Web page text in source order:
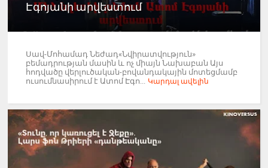
Էգոյանի արվեստում
Սավ-Մոհամադ Նեժադ«Նվիրատվություն»
բեմադրության մասին և ոչ միայն Նախաբան Այս
հոդվածը վերլուծական-բովանդակային մոտեցմամբ
ուսումնասիրում է Ատոմ Էգո... Կարդալ ավելին